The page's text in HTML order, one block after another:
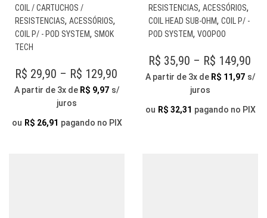
COIL / CARTUCHOS /
RESISTENCIAS, ACESSÓRIOS,
COIL P/ - POD SYSTEM, SMOK
TECH
PRODUTO
VARIANTES.
OPÇÕES
ESCOLHIDAS
R$ 29,90 – R$ 129,90
RANGE:
R$ 29,90
THROUGH
A partir de 3x de R$ 9,97 s/
juros
ou R$ 26,91 pagando no PIX
RESISTENCIAS, ACESSÓRIOS,
COIL HEAD SUB-OHM, COIL P/ -
POD SYSTEM, VOOPOO
R$ 35,90 – R$ 149,90
A partir de 3x de R$ 11,97 s/
juros
ou R$ 32,31 pagando no PIX